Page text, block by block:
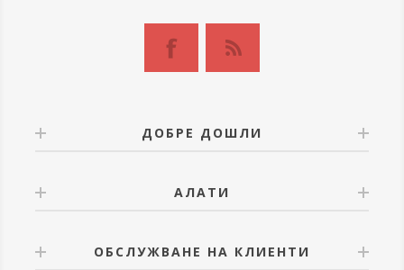
ДОБРЕ ДОШЛИ
АЛАТИ
ОБСЛУЖВАНЕ НА КЛИЕНТИ